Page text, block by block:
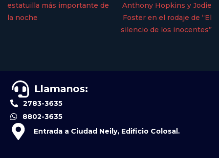
estatuilla más importante de
la noche
Anthony Hopkins y Jodie
Foster en el rodaje de “El
silencio de los inocentes”
Llamanos:
2783-3635
8802-3635
Entrada a Ciudad Neily, Edificio Colosal.